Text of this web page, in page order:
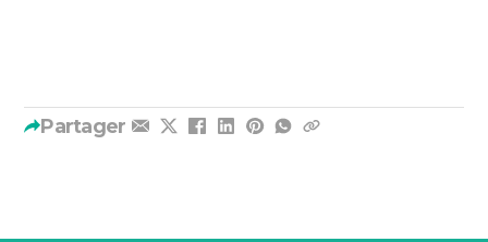
Partager